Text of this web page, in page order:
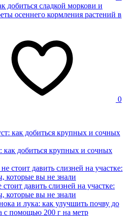
добиться сладкой моркови и
осеннего кормления растений в
0
как добиться крупных и сочных
давить слизней на участке:
которые вы не знали